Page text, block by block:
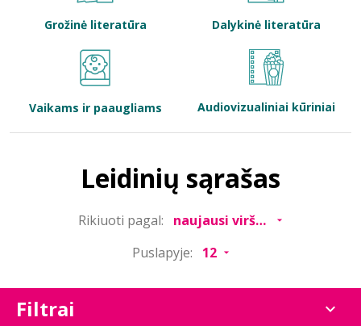
Bibliotekoms
Grožinė literatūra Dalykinė literatūra
Vaikams ir paaugliams Audiovizualiniai kūriniai
Leidinių sąrašas
Rikiuoti pagal:
Puslapyje:
Filtrai